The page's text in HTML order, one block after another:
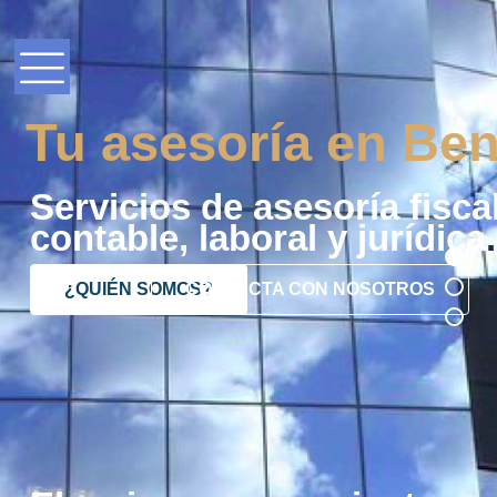
Tu asesoría en
Servicios de asesoría
contable, laboral y jurídica.
¿QUIÉN SOMOS?CONTACTA CON NOSOTROS